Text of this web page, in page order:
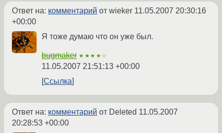
Ответ на: комментарий от wieker 11.05.2007 20:30:16
+00:00
Я тоже думаю что он уже был.
bugmaker ★★★★☆
11.05.2007 21:51:13 +00:00
Ссылка
Ответ на: комментарий от Deleted 11.05.2007
20:28:53 +00:00